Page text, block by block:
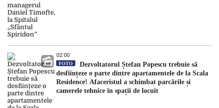
02:00
FOTO
Dezvoltatorul Ștefan Popescu trebuie să
desființeze o parte dintre apartamentele de la Scala
Residence! Afaceristul a schimbat parcările și
camerele tehnice în spații de locuit